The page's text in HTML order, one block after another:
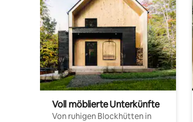
Voll möblierte Unterkünfte
Von ruhigen Blockhütten in